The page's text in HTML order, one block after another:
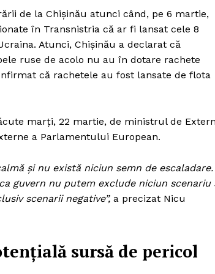
de la Chişinău atunci când, pe 6 martie,
în Transnistria că ar fi lansat cele 8
Atunci, Chişinău a declarat că
ruse de acolo nu au în dotare rachete
că rachetele au fost lansate de flota
marți, 22 martie, de ministrul de
a Parlamentului European.
și nu există niciun semn de escaladare.
guvern nu putem exclude niciun scenariu
scenarii negative”, a precizat Nicu
sursă de pericol